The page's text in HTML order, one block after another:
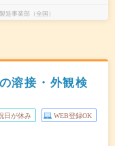
事業部（全国）
溶接・外観検
日が休み WEB登録OK